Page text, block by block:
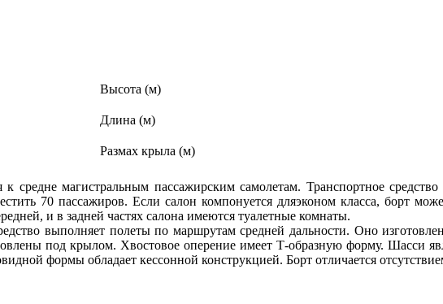
Высота (м)
Длина (м)
Размах крыла (м)
средне магистральным пассажирским самолетам. Транспортное
70 пассажиров. Если салон компонуется дляэконом класса, борт
и в задней частях салона имеются туалетные комнаты.
выполняет полеты по маршрутам средней дальности. Оно
под крылом. Хвостовое оперение имеет Т-образную форму. Шасси
формы обладает кессонной конструкцией. Борт отличается